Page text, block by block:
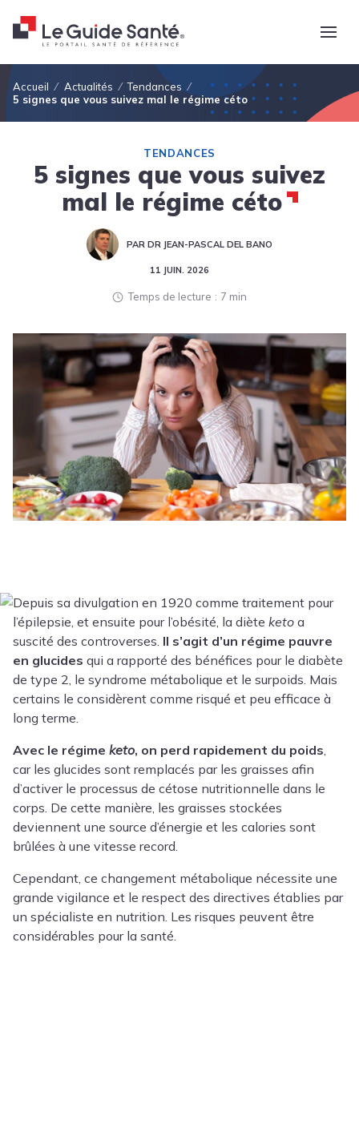
Fil d'Ariane
Accueil Actualités
Tendances
5 signes que vous suivez mal le régime céto
TENDANCES
5 signes que vous suivez
mal le régime céto
PAR DR JEAN-PASCAL DEL BANO
11 JUIN. 2026
Temps de lecture 7 min
Depuis sa divulgation en 1920 comme traitement pour
l’épilepsie, et ensuite pour l’obésité, la diète keto a
suscité des controverses. Il s’agit d’un régime pauvre
en glucides qui a rapporté des bénéfices pour le diabète
de type 2, le syndrome métabolique et le surpoids. Mais
certains le considèrent comme risqué et peu efficace à
long terme.
Avec le régime keto, on perd rapidement du poids,
car les glucides sont remplacés par les graisses afin
d’activer le processus de cétose nutritionnelle dans le
corps. De cette manière, les graisses stockées
deviennent une source d’énergie et les calories sont
brûlées à une vitesse record.
Cependant, ce changement métabolique nécessite une
grande vigilance et le respect des directives établies par
un spécialiste en nutrition. Les risques peuvent être
considérables pour la santé.